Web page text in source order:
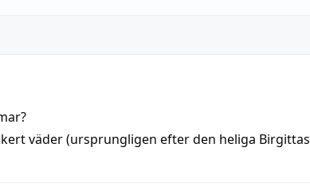
?
väder(ursprungligen efter den heliga Birgittas